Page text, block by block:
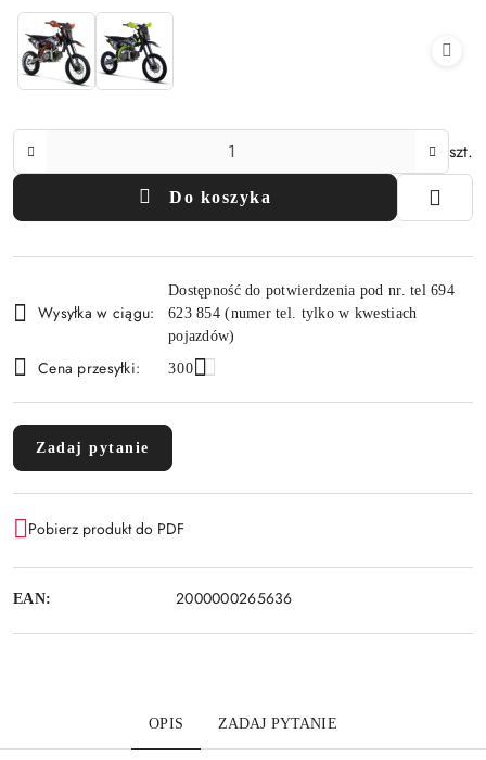
szt.
Do koszyka
i
dostawa
Wysyłka w ciągu:
Dostępność do potwierdzenia pod nr. tel 694
623 854 (numer tel. tylko w kwestiach
pojazdów)
Cena przesyłki: 300
Zadaj pytanie
Pobierz produkt do PDF
EAN: 2000000265636
OPIS ZADAJ PYTANIE